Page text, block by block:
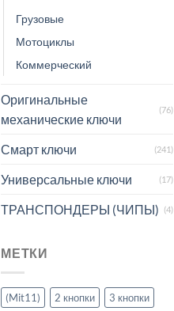
Грузовые
Мотоциклы
Коммерческий
Оригинальные
механические ключи
(76)
Смарт ключи (241)
Универсальные ключи (17)
ТРАНСПОНДЕРЫ (ЧИПЫ) (4)
МЕТКИ
(Mit11) 2 кнопки
3 кнопки